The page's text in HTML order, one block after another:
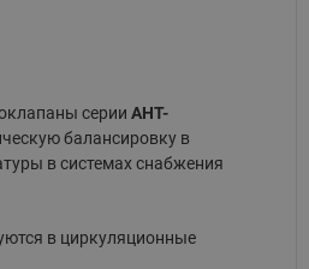
серии AHT-
балансировку в
в системах снабжения
в циркуляционные
стояков системы и могут иметь